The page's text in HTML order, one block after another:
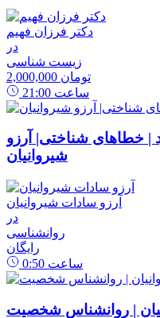
دکتر فرزان فهیم
در
زیست شناسی
2,000,000 تومان
21:00 ساعت
خطاهای شناختی| آرزو
شیروانیان
آرزو سادات شیروانیان
در
روانشناسی
رایگان
0:50 ساعت
| روانشناس شخصیت